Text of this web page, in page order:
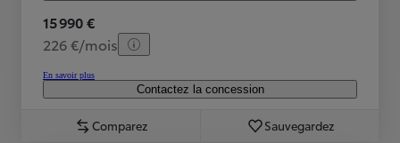
15 990 €
226 €/mois
En savoir plus
Contactez la concession
Comparez Sauvegardez